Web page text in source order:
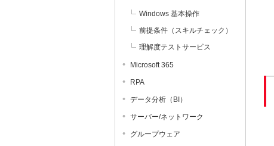
Windows 基本操作
前提条件（スキルチェック）
理解度テストサービス
Microsoft 365
RPA
データ分析（BI）
サーバー/ネットワーク
グループウェア